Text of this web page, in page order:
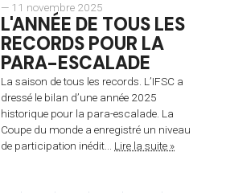
— 11 novembre 2025
L'ANNÉE DE TOUS LES
RECORDS POUR LA
PARA-ESCALADE
La saison de tous les records. L’IFSC a
dressé le bilan d’une année 2025
historique pour la para-escalade. La
Coupe du monde a enregistré un niveau
de participation inédit... Lire la suite »